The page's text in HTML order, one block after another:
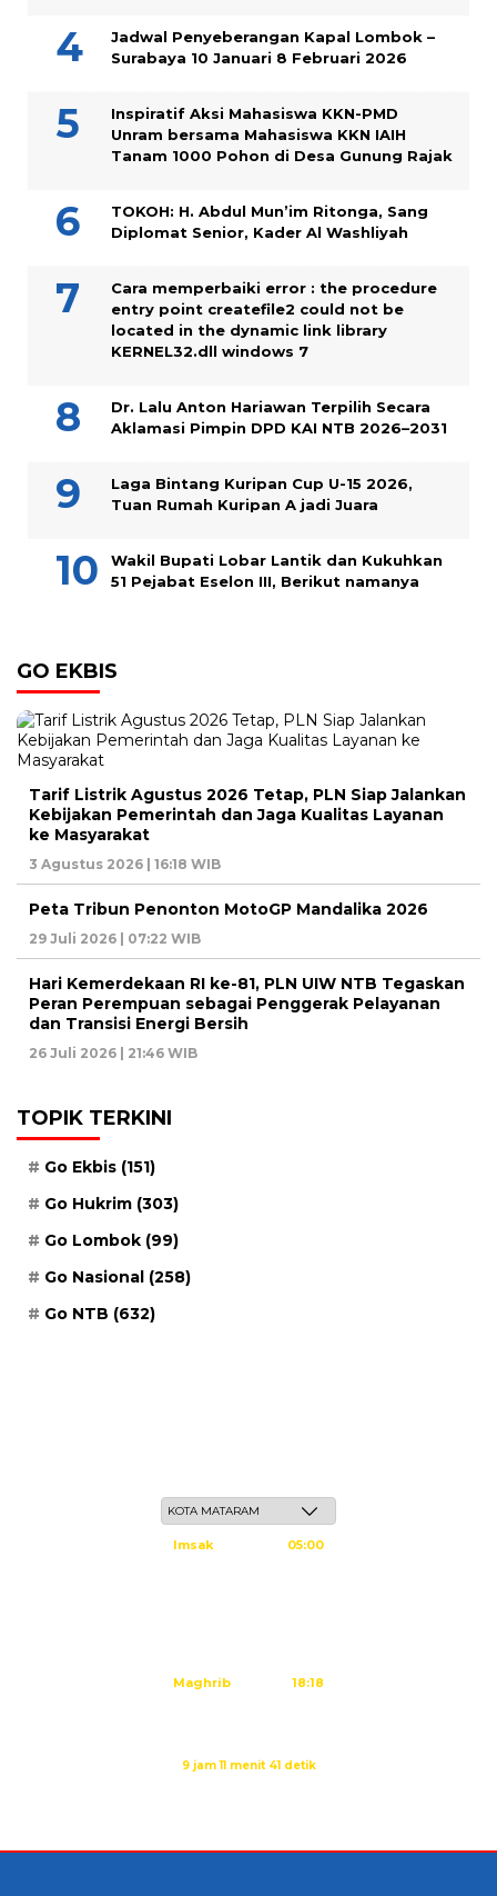
Jadwal Penyeberangan Kapal Lombok –
Surabaya 10 Januari 8 Februari 2026
Inspiratif Aksi Mahasiswa KKN-PMD
Unram bersama Mahasiswa KKN IAIH
Tanam 1000 Pohon di Desa Gunung Rajak
TOKOH: H. Abdul Mun’im Ritonga, Sang
Diplomat Senior, Kader Al Washliyah
Cara memperbaiki error : the procedure
entry point createfile2 could not be
located in the dynamic link library
KERNEL32.dll windows 7
Dr. Lalu Anton Hariawan Terpilih Secara
Aklamasi Pimpin DPD KAI NTB 2026–2031
Laga Bintang Kuripan Cup U-15 2026,
Tuan Rumah Kuripan A jadi Juara
Wakil Bupati Lobar Lantik dan Kukuhkan
51 Pejabat Eselon III, Berikut namanya
GO EKBIS
Tarif Listrik Agustus 2026 Tetap, PLN Siap Jalankan
Kebijakan Pemerintah dan Jaga Kualitas Layanan
ke Masyarakat
3 Agustus 2026 | 16:18 WIB
Peta Tribun Penonton MotoGP Mandalika 2026
29 Juli 2026 | 07:22 WIB
Hari Kemerdekaan RI ke-81, PLN UIW NTB Tegaskan
Peran Perempuan sebagai Penggerak Pelayanan
dan Transisi Energi Bersih
26 Juli 2026 | 21:46 WIB
TOPIK TERKINI
Go Ekbis (151)
Go Hukrim (303)
Go Lombok (99)
Go Nasional (258)
Go NTB (632)
Imsak 05:00
Maghrib 18:18
9 jam 11 menit 40 detik